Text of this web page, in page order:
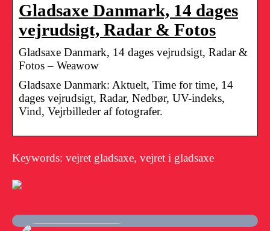
Gladsaxe Danmark, 14 dages
vejrudsigt, Radar & Fotos
Gladsaxe Danmark, 14 dages vejrudsigt, Radar &
Fotos – Weawow
Gladsaxe Danmark: Aktuelt, Time for time, 14
dages vejrudsigt, Radar, Nedbør, UV-indeks,
Vind, Vejrbilleder af fotografer.
Keywords: vejret gladsaxe, vejret i gladsaxe